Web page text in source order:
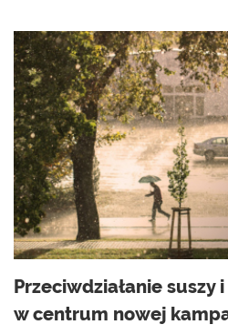
Przeciwdziałanie
w centrum nowej